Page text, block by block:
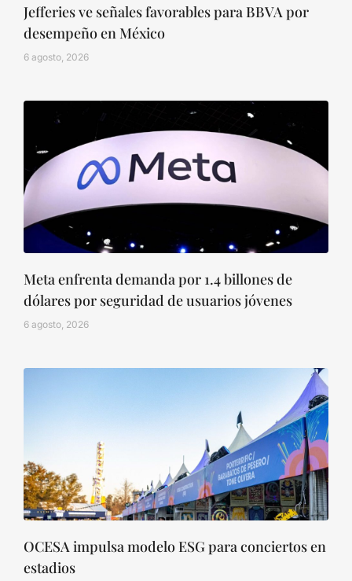
Jefferies ve señales favorables para BBVA por
desempeño en México
6 agosto, 2026
Meta enfrenta demanda por 1.4 billones de
dólares por seguridad de usuarios jóvenes
6 agosto, 2026
OCESA impulsa modelo ESG para conciertos en
estadios